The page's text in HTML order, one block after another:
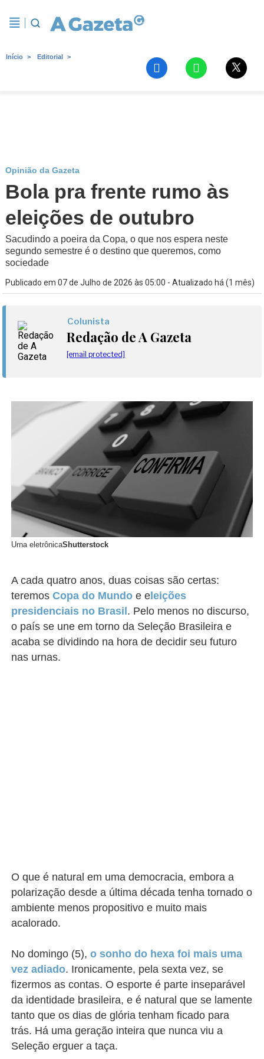
Início Editorial
Opinião da Gazeta
Bola pra frente rumo às
eleições de outubro
Sacudindo a poeira da Copa, o que nos espera neste
segundo semestre é o destino que queremos, como
sociedade
Publicado em 07 de Julho de 2026 às 05:00 - Atualizado há (1 mês)
Colunista
Redação de A Gazeta
[email protected]
Urna eletrônicaShutterstock
A cada quatro anos, duas coisas são certas:
teremosCopa do Mundo e e leições
presidenciais no Brasil . Pelo menos no discurso,
o país se une em torno da Seleção Brasileira e
acaba se dividindo na hora de decidir seu futuro
nas urnas.
O que é natural em uma democracia, embora a
polarização desde a última década tenha tornado o
ambiente menos propositivo e muito mais
acalorado.
No domingo (5),o sonho do hexa foi mais uma
vez adiado. Ironicamente, pela sexta vez, se
fizermos as contas. O esporte é parte inseparável
da identidade brasileira, e é natural que se lamente
tanto que os dias de glória tenham ficado para
trás. Há uma geração inteira que nunca viu a
Seleção erguer a taça.